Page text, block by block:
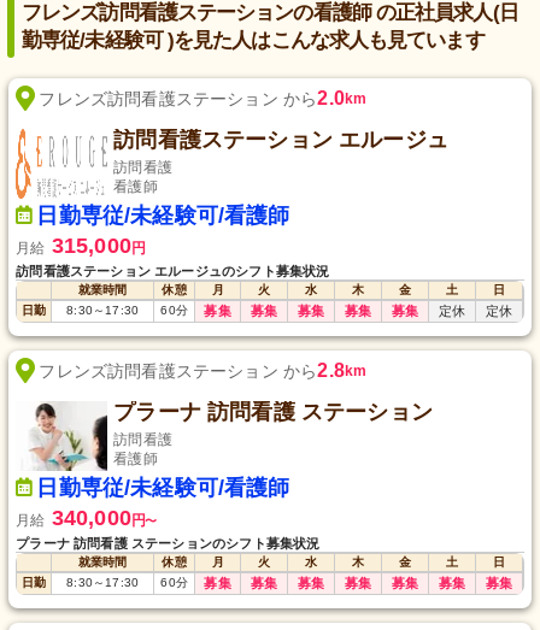
フレンズ訪問看護ステーションの看護師 の正社員求人(日
勤専従/未経験可 )を見た人はこんな求人も見ています
フレンズ訪問看護ステーション から2.0km
訪問看護ステーション エルージュ
訪問看護
看護師
日勤専従/未経験可/看護師
月給 315,000円
訪問看護ステーション エルージュのシフト募集状況
就業時間 休憩 月 火 水 木 金 土
日
日勤
8:30～17:30 60分 募集 募集 募集 募集 募集 定休 定休
フレンズ訪問看護ステーション から2.8km
プラーナ 訪問看護 ステーション
訪問看護
看護師
日勤専従/未経験可/看護師
月給 340,000円〜
プラーナ 訪問看護 ステーションのシフト募集状況
就業時間 休憩 月 火 水 木 金 土
日
日勤
8:30～17:30 60分 募集 募集 募集 募集 募集 募集 募集